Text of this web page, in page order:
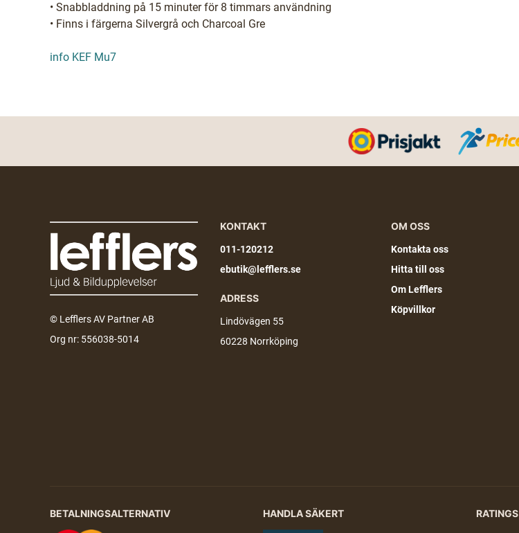
• Snabbladdning på 15 minuter för 8 timmars användning
• Finns i färgerna Silvergrå och Charcoal Gre
info KEF Mu7
© Lefflers AV Partner AB
Org nr: 556038-5014
KONTAKT
011-120212
ebutik@lefflers.se
ADRESS
Lindövägen 55
60228 Norrköping
OM OSS
Kontakta oss
Hitta till oss
Om Lefflers
Köpvillkor
BETALNINGSALTERNATIV HANDLA SÄKERT RATINGS